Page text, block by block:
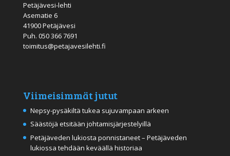
Petäjävesi-lehti
Asematie 6
41900 Petäjävesi
Puh. 050 366 7691
toimitus@petajavesilehti.fi
Viimeisimmät jutut
Nepsy-pysäkiltä tukea sujuvampaan arkeen
Säästöjä etsitään johtamisjärjestelyillä
Petäjäveden lukiosta ponnistaneet – Petäjäveden
lukiossa tehdään keväällä historiaa